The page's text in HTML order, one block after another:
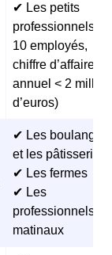
✔ Les petits
professionnels (<
10 employés,
chiffre d’affaires
annuel < 2
d’euros)
✔ Les
et les pâtisseries
✔ Les fermes
✔ Les
professionnels
matinaux